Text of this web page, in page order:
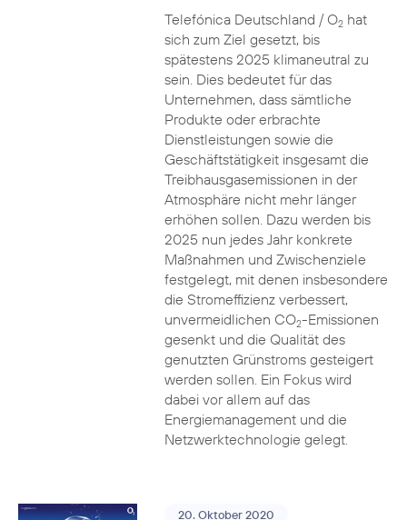
Telefónica Deutschland / O2hat
sich zum Ziel gesetzt, bis
spätestens 2025 klimaneutral zu
sein. Dies bedeutet für das
Unternehmen, dass sämtliche
Produkte oder erbrachte
Dienstleistungen sowie die
Geschäftstätigkeit insgesamt die
Treibhausgasemissionen in der
Atmosphäre nicht mehr länger
erhöhen sollen. Dazu werden bis
2025 nun jedes Jahr konkrete
Maßnahmen und Zwischenziele
festgelegt, mit denen insbesondere
die Stromeffizienz verbessert,
unvermeidlichen CO2-Emissionen
gesenkt und die Qualität des
genutzten Grünstroms gesteigert
werden sollen. Ein Fokus wird
dabei vor allem auf das
Energiemanagement und die
Netzwerktechnologie gelegt.
20. Oktober 2020